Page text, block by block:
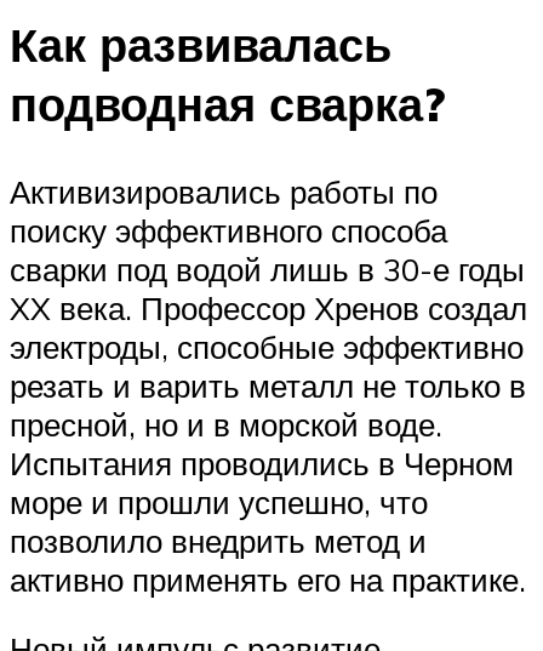
Как развивалась
подводная сварка?
Активизировались работы по
поиску эффективного способа
сварки под водой лишь в 30-е годы
XX века. Профессор Хренов создал
электроды, способные эффективно
резать и варить металл не только в
пресной, но и в морской воде.
Испытания проводились в Черном
море и прошли успешно, что
позволило внедрить метод и
активно применять его на практике.